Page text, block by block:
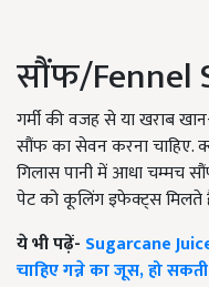
सौंफ/Fennel
गर्मी की वजह से या खराब
सौंफ का सेवन करना चाहिए.
गिलास पानी में आधा चम्मच
पेट को कूलिंग इफेक्ट्स मिलते
ये भी पढ़ें- Sugarcane
चाहिए गन्ने का जूस, हो सकती